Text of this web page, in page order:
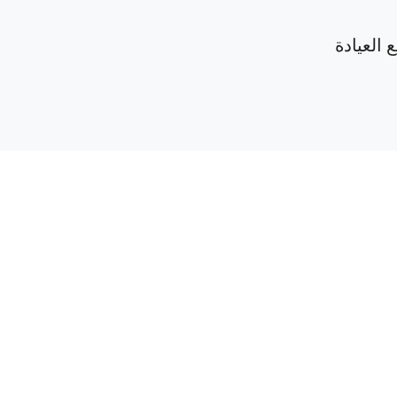
العيادة